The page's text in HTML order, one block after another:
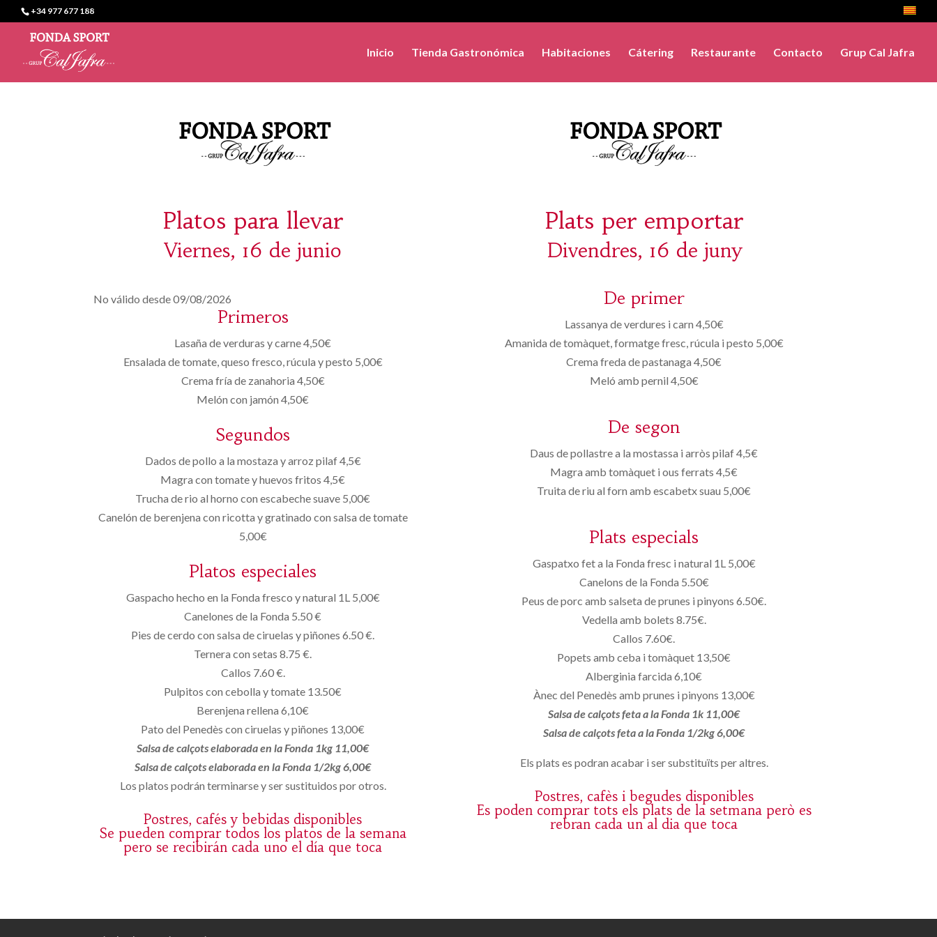
+34 977 677 188
Inicio Tienda Gastronómica Habitaciones Cátering Restaurante Contacto Grup Cal Jafra
Platos para llevar
Viernes, 16 de junio
No válido desde 09/08/2026
Primeros
Lasaña de verduras y carne 4,50€
Ensalada de tomate, queso fresco, rúcula y pesto 5,00€
Crema fría de zanahoria 4,50€
Melón con jamón 4,50€
Segundos
Dados de pollo a la mostaza y arroz pilaf 4,5€
Magra con tomate y huevos fritos 4,5€
Trucha de rio al horno con escabeche suave 5,00€
Canelón de berenjena con ricotta y gratinado con salsa de tomate
5,00€
Platos especiales
Gaspacho hecho en la Fonda fresco y natural 1L 5,00€
Canelones de la Fonda 5.50 €
Pies de cerdo con salsa de ciruelas y piñones 6.50 €.
Ternera con setas 8.75 €.
Callos 7.60 €.
Pulpitos con cebolla y tomate 13.50€
Berenjena rellena 6,10€
Pato del Penedès con ciruelas y piñones 13,00€
Salsa de calçots elaborada en la Fonda 1kg 11,00€
Salsa de calçots elaborada en la Fonda 1/2kg 6,00€
Los platos podrán terminarse y ser sustituidos por otros.
Postres, cafés y bebidas disponibles
Se pueden comprar todos los platos de la semana
pero se recibirán cada uno el día que toca
Plats per emportar
Divendres, 16 de juny
De primer
Lassanya de verdures i carn 4,50€
Amanida de tomàquet, formatge fresc, rúcula i pesto 5,00€
Crema freda de pastanaga 4,50€
Meló amb pernil 4,50€
De segon
Daus de pollastre a la mostassa i arròs pilaf 4,5€
Magra amb tomàquet i ous ferrats 4,5€
Truita de riu al forn amb escabetx suau 5,00€
Plats especials
Gaspatxo fet a la Fonda fresc i natural 1L 5,00€
Canelons de la Fonda 5.50€
Peus de porc amb salseta de prunes i pinyons 6.50€.
Vedella amb bolets 8.75€.
Callos 7.60€.
Popets amb ceba i tomàquet 13,50€
Alberginia farcida 6,10€
Ànec del Penedès amb prunes i pinyons 13,00€
Salsa de calçots feta a la Fonda 1k 11,00€
Salsa de calçots feta a la Fonda 1/2kg 6,00€
Els plats es podran acabar i ser substituïts per altres.
Postres, cafès i begudes disponibles
Es poden comprar tots els plats de la setmana però es
rebran cada un al dia que toca